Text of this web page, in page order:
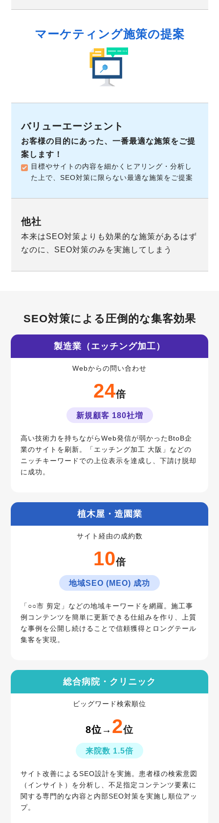
マーケティング施策の提案
お客様の目的にあった、一番最適な施策をご提
案します！
目標やサイトの内容を細かくヒアリング・分析し
た上で、SEO対策に限らない最適な施策をご提案
本来はSEO対策よりも効果的な施策があるはず
なのに、SEO対策のみを実施してしまう
SEO対策による圧倒的な集客効果
製造業（エッチング加工）
Webからの問い合わせ
24倍
新規顧客 180社増
高い技術力を持ちながらWeb発信が弱かったBtoB企
業のサイトを刷新。「エッチング加工 大阪」などの
ニッチキーワードでの上位表示を達成し、下請け脱却
に成功。
植木屋・造園業
サイト経由の成約数
10倍
地域SEO (MEO) 成功
「○○市 剪定」などの地域キーワードを網羅。施工事
例コンテンツを簡単に更新できる仕組みを作り、上質
な事例を公開し続けることで信頼獲得とロングテール
集客を実現。
総合病院・クリニック
ビッグワード検索順位
8位→ 2位
来院数 1.5倍
サイト改善によるSEO設計を実施。患者様の検索意図
（インサイト）を分析し、不足指定コンテンツ要素に
関する専門的な内容と内部SEO対策を実施し順位アッ
プ。